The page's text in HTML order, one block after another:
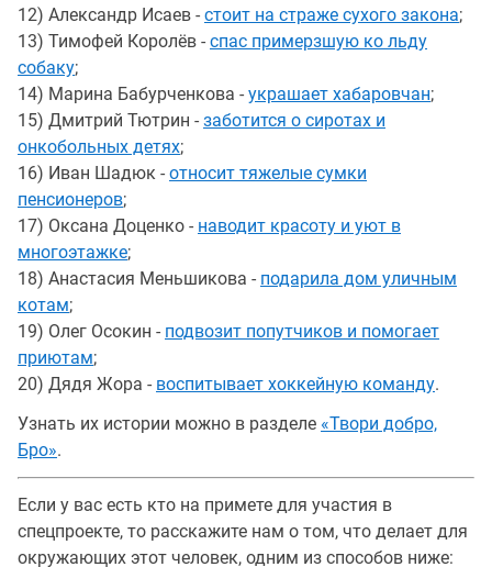
12) Александр Исаев - стоит на страже сухого закона;
13) Тимофей Королёв - спас примерзшую ко льду
собаку;
14) Марина Бабурченкова - украшает хабаровчан;
15) Дмитрий Тютрин - заботится о сиротах и
онкобольных детях;
16) Иван Шадюк - относит тяжелые сумки
пенсионеров;
17) Оксана Доценко - наводит красоту и уют в
многоэтажке;
18) Анастасия Меньшикова - подарила дом уличным
котам;
19) Олег Осокин - подвозит попутчиков и помогает
приютам;
20) Дядя Жора - воспитывает хоккейную команду.
Узнать их истории можно в разделе «Твори добро,
Бро».
Если у вас есть кто на примете для участия в
спецпроекте, то расскажите нам о том, что делает для
окружающих этот человек, одним из способов ниже: